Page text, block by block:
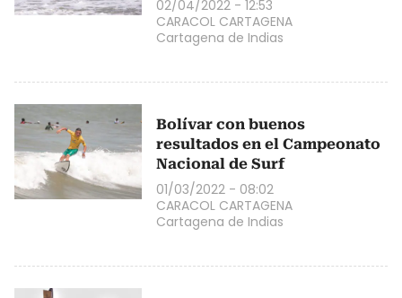
02/04/2022 - 12:53
CARACOL CARTAGENA
Cartagena de Indias
Bolívar con buenos
resultados en el Campeonato
Nacional de Surf
01/03/2022 - 08:02
CARACOL CARTAGENA
Cartagena de Indias